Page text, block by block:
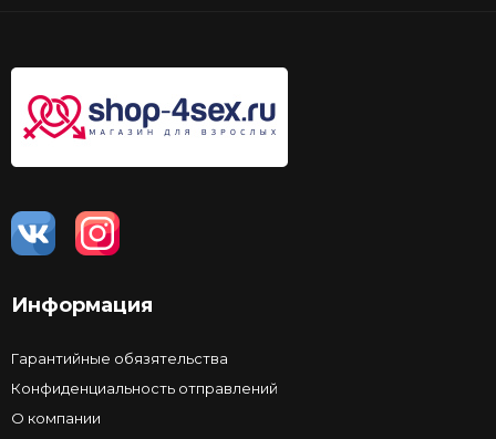
Информация
Гарантийные обязятельства
Конфиденциальность отправлений
О компании